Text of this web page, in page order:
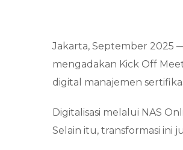
Jakarta, September 2025
mengadakan Kick Off
digital manajemen
Digitalisasi melalui NAS
Selain itu, transformasi ini